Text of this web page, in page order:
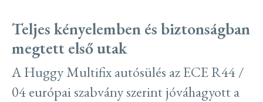
Teljes kényelemben és biztonságban
megtett első utak
A Huggy Multifix autósülés az ECE R44 /
04 európai szabvány szerint jóváhagyott a